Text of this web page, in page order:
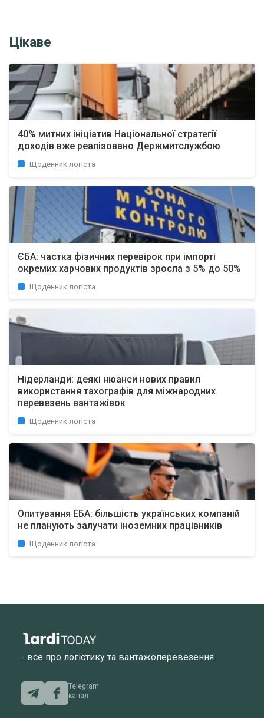
Цікаве
40% митних ініціатив Національної стратегії
доходів вже реалізовано Держмитслужбою
Щоденник логіста
ЄБА: частка фізичних перевірок при імпорті
окремих харчових продуктів зросла з 5% до 50%
Щоденник логіста
Нідерланди: деякі нюанси нових правил
використання тахографів для міжнародних
перевезень вантажівок
Щоденник логіста
Опитування EБA: більшість українських компаній
не планують залучати іноземних працівників
Щоденник логіста
- все про логістику та вантажоперевезення
Telegram
канал